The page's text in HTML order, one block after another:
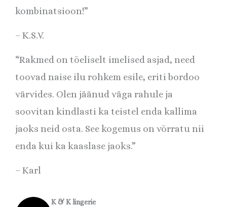
kombinatsioon!”
– K.S.V.
“Rakmed on tõeliselt imelised asjad, need
toovad naise ilu rohkem esile, eriti bordoo
värvides. Olen jäänud väga rahule ja
soovitan kindlasti ka teistel enda kallima
jaoks neid osta. See kogemus on võrratu nii
enda kui ka kaaslase jaoks.”
– Karl
K & K lingerie